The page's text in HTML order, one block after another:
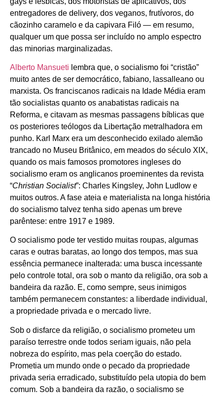
entregadores de delivery, dos veganos, frutívoros, do
cãozinho caramelo e da capivara Filó — em resumo,
qualquer um que possa ser incluído no amplo espectro
das minorias marginalizadas.
Alberto Mansueti lembra que, o socialismo foi “cristão”
muito antes de ser democrático, fabiano, lassalleano ou
marxista. Os franciscanos radicais na Idade Média eram
tão socialistas quanto os anabatistas radicais na
Reforma, e citavam as mesmas passagens bíblicas que
os posteriores teólogos da Libertação metralhadora em
punho. Karl Marx era um desconhecido exilado alemão
trancado no Museu Britânico, em meados do século XIX,
quando os mais famosos promotores ingleses do
socialismo eram os anglicanos proeminentes da revista
“Christian Socialist”: Charles Kingsley, John Ludlow e
muitos outros. A fase ateia e materialista na longa história
do socialismo talvez tenha sido apenas um breve
parêntese: entre 1917 e 1989.
O socialismo pode ter vestido muitas roupas, algumas
caras e outras baratas, ao longo dos tempos, mas sua
essência permanece inalterada: uma busca incessante
pelo controle total, ora sob o manto da religião, ora sob a
bandeira da razão. E, como sempre, seus inimigos
também permanecem constantes: a liberdade individual,
a propriedade privada e o mercado livre.
Sob o disfarce da religião, o socialismo prometeu um
paraíso terrestre onde todos seriam iguais, não pela
nobreza do espírito, mas pela coerção do estado.
Prometia um mundo onde o pecado da propriedade
privada seria erradicado, substituído pela utopia do bem
comum. Sob a bandeira da razão, o socialismo se